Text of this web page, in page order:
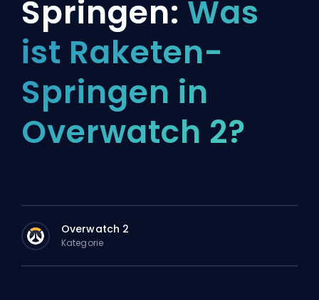
Springen: Was
ist Raketen-
Springen in
Overwatch 2?
Overwatch 2
Kategorie